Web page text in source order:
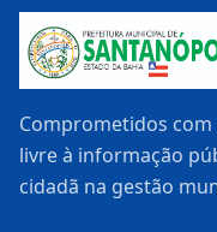
Comprometidos
livre à informação
cidadã na gestão